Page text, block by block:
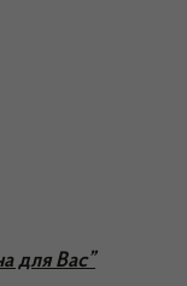
для Вас”